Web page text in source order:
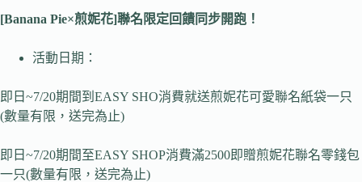
[Banana Pie×煎妮花]聯名限定回饋同步開跑！
活動日期：
即日~​7/20期間到EASY SHO消費就送煎妮花可愛聯名紙袋一只
(數量有限，送完為止)
即日~7/20期間至EASY SHOP消費滿2500即贈煎妮花聯名零錢包
一只​(數量有限，送完為止)